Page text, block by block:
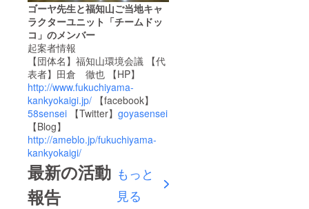
ゴーヤ先生と福知山ご当地キャ
ラクターユニット「チームドッ
コ」のメンバー
起案者情報
【団体名】福知山環境会議 【代
表者】田倉 徹也 【HP】
http://www.fukuchiyama-
kankyokaigi.jp/ 【facebook】
58sensei 【Twitter】 goyasensei
【Blog】
http://ameblo.jp/fukuchiyama-
kankyokaigi/
最新の活動
報告
もっと
見る